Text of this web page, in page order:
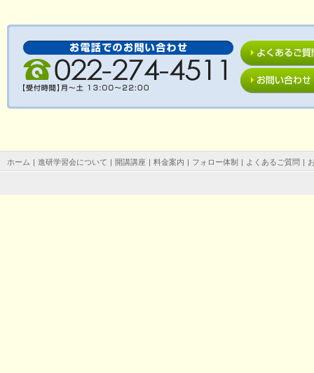
ホーム | 進研学習会について | 開講講座 | 料金案内 | フォロー体制 | よくあるご質問 |